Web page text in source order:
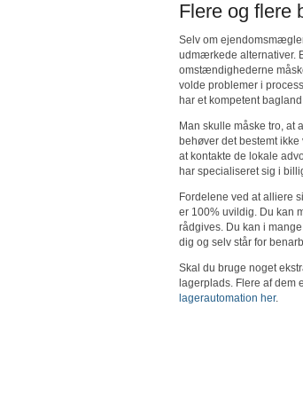
Flere og flere
Selv om
udmærkede alternativer.
omstændighederne
volde problemer i
har et kompetent
Man skulle måske tro,
behøver det bestemt
at kontakte de lokale
har specialiseret sig i
Fordelene ved at alliere
er 100% uvildig. Du kan
rådgives. Du kan i
dig og selv står for
Skal du bruge noget
lagerplads. Flere af dem
lagerautomation her.